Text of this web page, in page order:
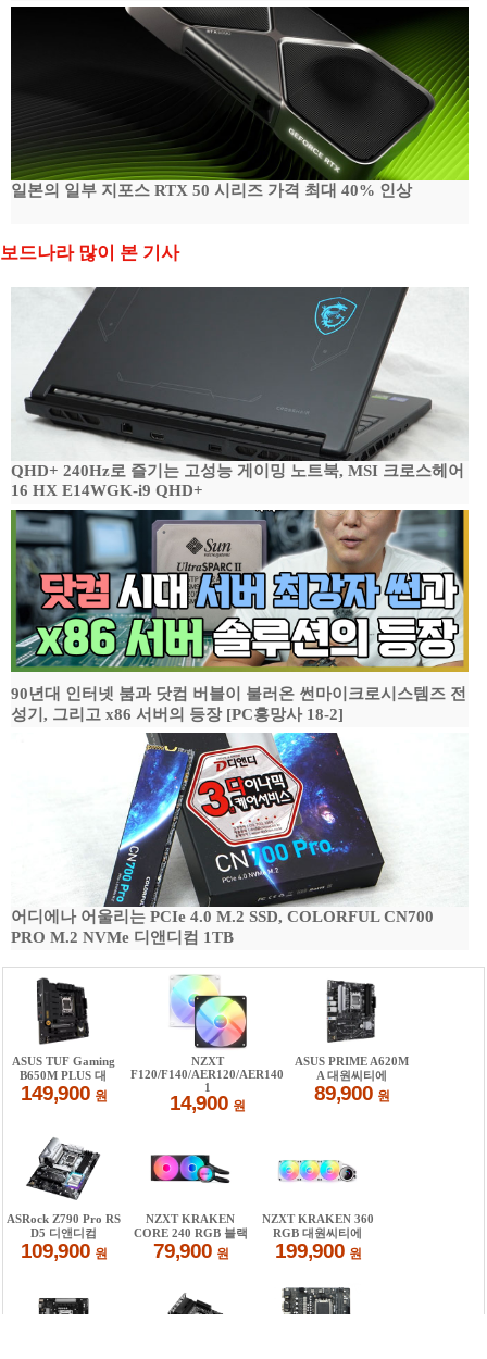
일본의 일부 지포스 RTX 50 시리즈 가격 최대 40% 인상
보드나라 많이 본 기사
QHD+ 240Hz로 즐기는 고성능 게이밍 노트북, MSI 크로스헤어
16 HX E14WGK-i9 QHD+
90년대 인터넷 붐과 닷컴 버블이 불러온 썬마이크로시스템즈 전
성기, 그리고 x86 서버의 등장 [PC흥망사 18-2]
어디에나 어울리는 PCIe 4.0 M.2 SSD, COLORFUL CN700
PRO M.2 NVMe 디앤디컴 1TB